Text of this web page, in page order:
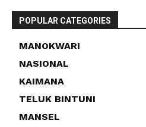
POPULAR CATEGORIES
MANOKWARI
NASIONAL
KAIMANA
TELUK BINTUNI
MANSEL